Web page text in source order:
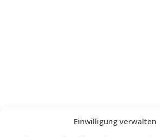
Einwilligung verwalten